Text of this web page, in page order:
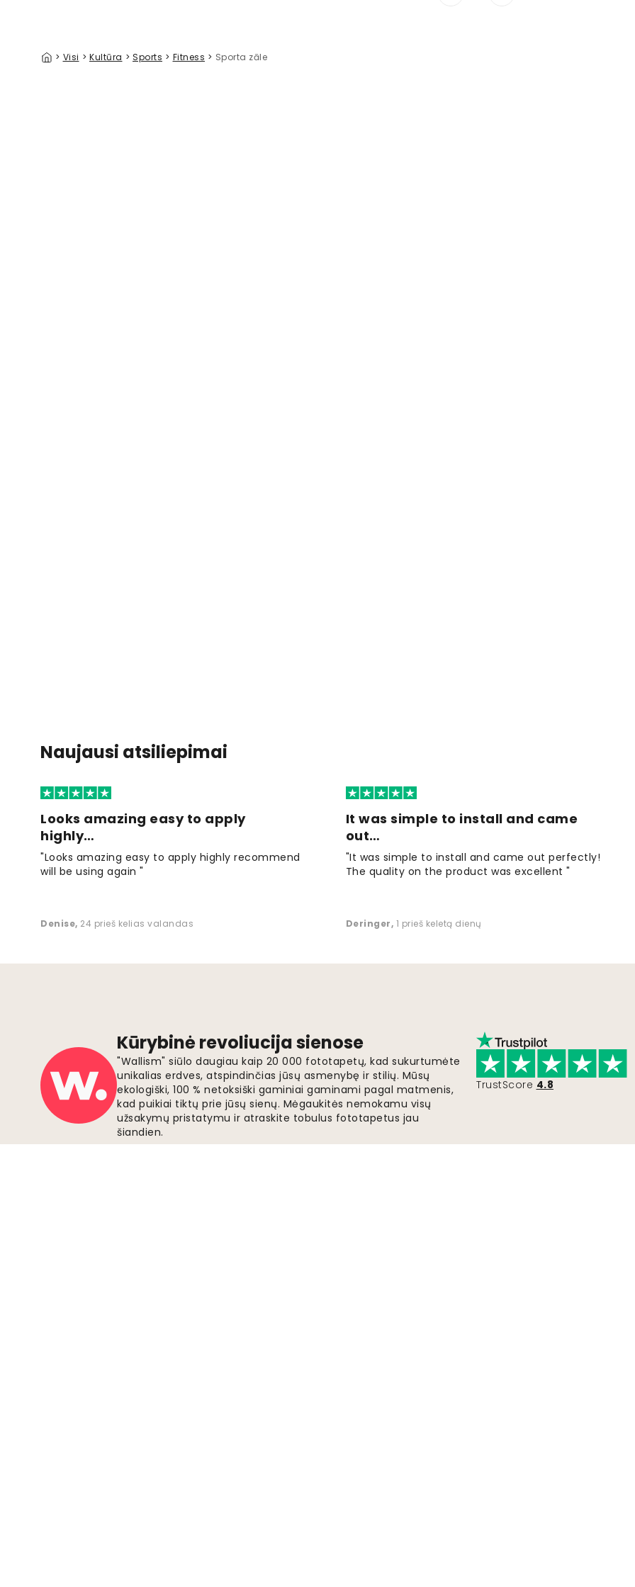
> Visi > Kultūra > Sports > Fitness > Sporta zāle
Naujausi atsiliepimai
Looks amazing easy to apply
highly…
"Looks amazing easy to apply highly recommend
will be using again "
Denise, 24 prieš kelias valandas
It was simple to install and came
out…
"It was simple to install and came out perfectly!
The quality on the product was excellent "
Deringer, 1 prieš keletą dienų
Kūrybinė revoliucija sienose
"Wallism" siūlo daugiau kaip 20 000 fototapetų, kad sukurtumėte
unikalias erdves, atspindinčias jūsų asmenybę ir stilių. Mūsų
ekologiški, 100 % netoksiški gaminiai gaminami pagal matmenis,
kad puikiai tiktų prie jūsų sienų. Mėgaukitės nemokamu visų
užsakymų pristatymu ir atraskite tobulus fototapetus jau
šiandien.
TrustScore 4.8